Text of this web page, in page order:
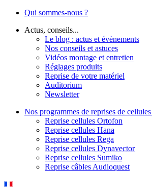
Qui sommes-nous ?
Actus, conseils...
Le blog : actus et évènements
Nos conseils et astuces
Vidéos montage et entretien
Réglages produits
Reprise de votre matériel
Auditorium
Newsletter
Nos programmes de reprises de
Reprise cellules Ortofon
Reprise cellules Hana
Reprise cellules Rega
Reprise cellules Dynavector
Reprise cellules Sumiko
Reprise câbles Audioquest